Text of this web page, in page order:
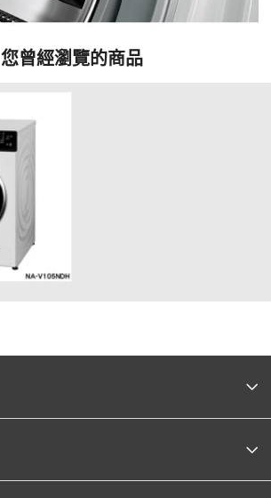
您曾經瀏覽的商品